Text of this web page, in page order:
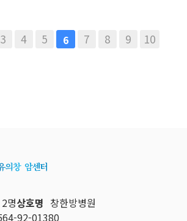
3 4 5 6 7 8 9 10
명상호명 창한방병원
92-01380